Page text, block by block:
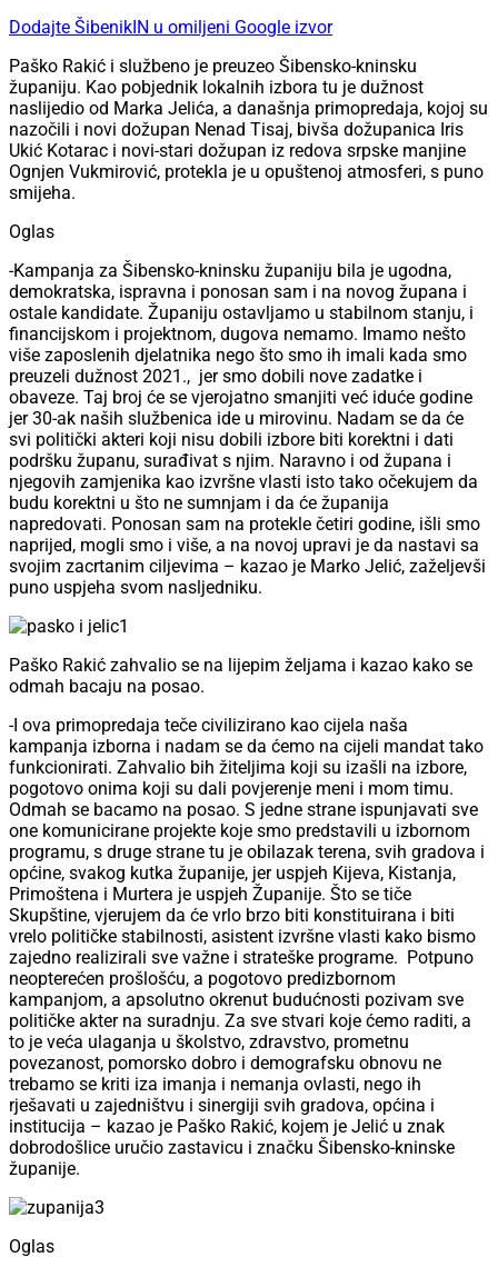
Dodajte ŠibenikIN u omiljeni Google izvor
Paško Rakić i službeno je preuzeo Šibensko-kninsku
županiju. Kao pobjednik lokalnih izbora tu je dužnost
naslijedio od Marka Jelića, a današnja primopredaja, kojoj su
nazočili i novi dožupan Nenad Tisaj, bivša dožupanica Iris
Ukić Kotarac i novi-stari dožupan iz redova srpske manjine
Ognjen Vukmirović, protekla je u opuštenoj atmosferi, s puno
smijeha.
Oglas
-Kampanja za Šibensko-kninsku županiju bila je ugodna,
demokratska, ispravna i ponosan sam i na novog župana i
ostale kandidate. Županiju ostavljamo u stabilnom stanju, i
financijskom i projektnom, dugova nemamo. Imamo nešto
više zaposlenih djelatnika nego što smo ih imali kada smo
preuzeli dužnost 2021., jer smo dobili nove zadatke i
obaveze. Taj broj će se vjerojatno smanjiti već iduće godine
jer 30-ak naših službenica ide u mirovinu. Nadam se da će
svi politički akteri koji nisu dobili izbore biti korektni i dati
podršku županu, surađivat s njim. Naravno i od župana i
njegovih zamjenika kao izvršne vlasti isto tako očekujem da
budu korektni u što ne sumnjam i da će županija
napredovati. Ponosan sam na protekle četiri godine, išli smo
naprijed, mogli smo i više, a na novoj upravi je da nastavi sa
svojim zacrtanim ciljevima – kazao je Marko Jelić, zaželjevši
puno uspjeha svom nasljedniku.
Paško Rakić zahvalio se na lijepim željama i kazao kako se
odmah bacaju na posao.
-I ova primopredaja teče civilizirano kao cijela naša
kampanja izborna i nadam se da ćemo na cijeli mandat tako
funkcionirati. Zahvalio bih žiteljima koji su izašli na izbore,
pogotovo onima koji su dali povjerenje meni i mom timu.
Odmah se bacamo na posao. S jedne strane ispunjavati sve
one komunicirane projekte koje smo predstavili u izbornom
programu, s druge strane tu je obilazak terena, svih gradova i
općine, svakog kutka županije, jer uspjeh Kijeva, Kistanja,
Primoštena i Murtera je uspjeh Županije. Što se tiče
Skupštine, vjerujem da će vrlo brzo biti konstituirana i biti
vrelo političke stabilnosti, asistent izvršne vlasti kako bismo
zajedno realizirali sve važne i strateške programe. Potpuno
neopterećen prošlošću, a pogotovo predizbornom
kampanjom, a apsolutno okrenut budućnosti pozivam sve
političke akter na suradnju. Za sve stvari koje ćemo raditi, a
to je veća ulaganja u školstvo, zdravstvo, prometnu
povezanost, pomorsko dobro i demografsku obnovu ne
trebamo se kriti iza imanja i nemanja ovlasti, nego ih
rješavati u zajedništvu i sinergiji svih gradova, općina i
institucija – kazao je Paško Rakić, kojem je Jelić u znak
dobrodošlice uručio zastavicu i značku Šibensko-kninske
županije.
Oglas